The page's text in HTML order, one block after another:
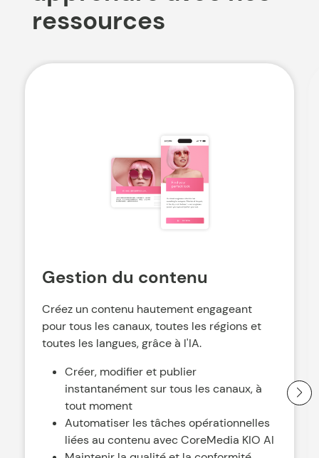
ressources
Gestion du contenu
Créez un contenu hautement engageant
pour tous les canaux, toutes les régions et
toutes les langues, grâce à l'IA.
Créer, modifier et publier
instantanément sur tous les canaux, à
tout moment
Automatiser les tâches opérationnelles
liées au contenu avec CoreMedia KIO AI